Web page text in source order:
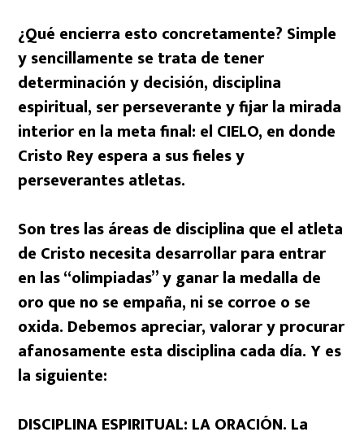
¿Qué encierra esto concretamente? Simple
y sencillamente se trata de tener
determinación y decisión, disciplina
espiritual, ser perseverante y fijar la mirada
interior en la meta final: el CIELO, en donde
Cristo Rey espera a sus fieles y
perseverantes atletas.
Son tres las áreas de disciplina que el atleta
de Cristo necesita desarrollar para entrar
en las “olimpiadas” y ganar la medalla de
oro que no se empaña, ni se corroe o se
oxida. Debemos apreciar, valorar y procurar
afanosamente esta disciplina cada día. Y es
la siguiente:
DISCIPLINA ESPIRITUAL: LA ORACIÓN. La